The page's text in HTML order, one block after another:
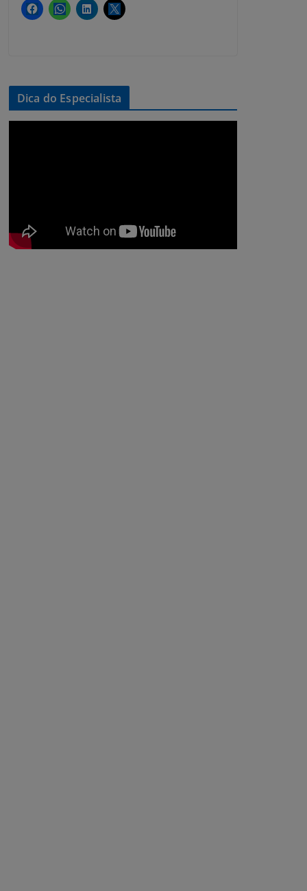
Dica do Especialista